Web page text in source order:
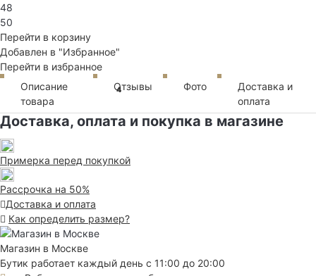
48
50
Перейти в корзину
Добавлен в "Избранное"
Перейти в избранное
Описание
товара
Отзывы
4 Фото
Доставка и
оплата
Доставка, оплата и покупка в магазине
Примерка перед покупкой
Рассрочка на 50%
Доставка и оплата
Как определить размер?
Магазин в Москве
Бутик работает каждый день с 11:00 до 20:00